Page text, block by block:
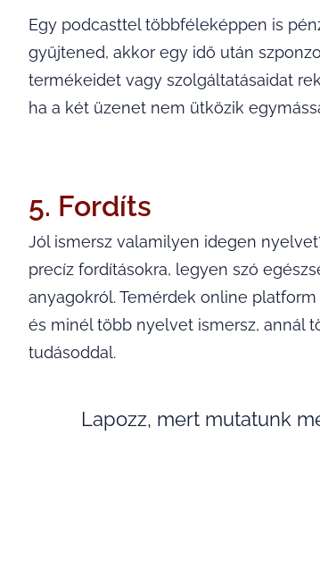
Egy podcasttel többféleképpen is
gyűjtened, akkor egy idő után
termékeidet vagy szolgáltatásaidat
ha a két üzenet nem ütközik
5. Fordíts
Jól ismersz valamilyen idegen
precíz fordításokra, legyen szó
anyagokról. Temérdek online
és minél több nyelvet ismersz, annál
tudásoddal.
Lapozz, mert mutatunk